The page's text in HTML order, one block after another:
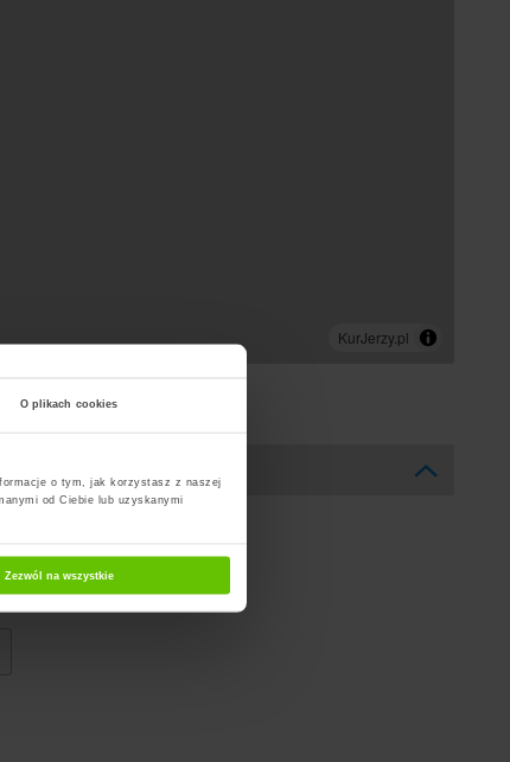
O plikach cookies
o tym, jak korzystasz z naszej
od Ciebie lub uzyskanymi
Zezwól na wszystkie